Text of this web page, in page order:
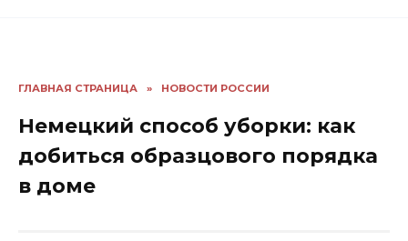
ГЛАВНАЯ СТРАНИЦА » НОВОСТИ РОССИИ
Немецкий способ уборки: как
добиться образцового порядка
в доме